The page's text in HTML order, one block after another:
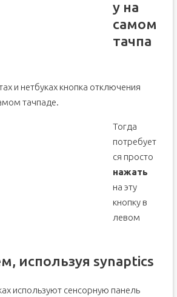
у на
самом
тачпа
и нетбуках кнопка отключения
тачпаде.
Тогда
потребует
ся просто
нажать
на эту
кнопку в
левом
используя synaptics
используют сенсорную панель